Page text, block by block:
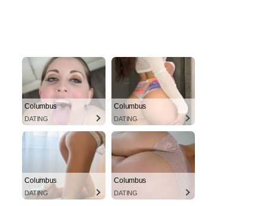
Columbus
DATING
Columbus
DATING
Columbus
DATING
Columbus
DATING